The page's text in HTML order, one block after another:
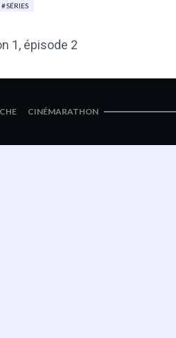
SÉRIES
1, épisode 2
CINÉMARATHON